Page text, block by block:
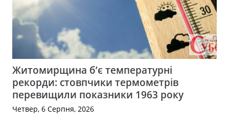
Житомирщина б’є температурні
рекорди: стовпчики термометрів
перевищили показники 1963 року
Четвер, 6 Серпня, 2026